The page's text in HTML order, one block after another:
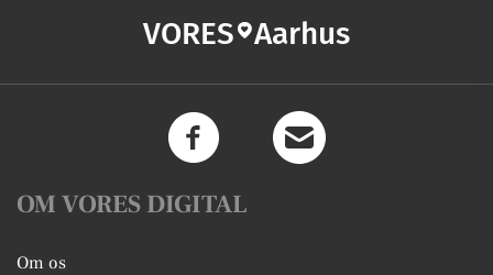
VORES Aarhus
OM VORES DIGITAL
Om os